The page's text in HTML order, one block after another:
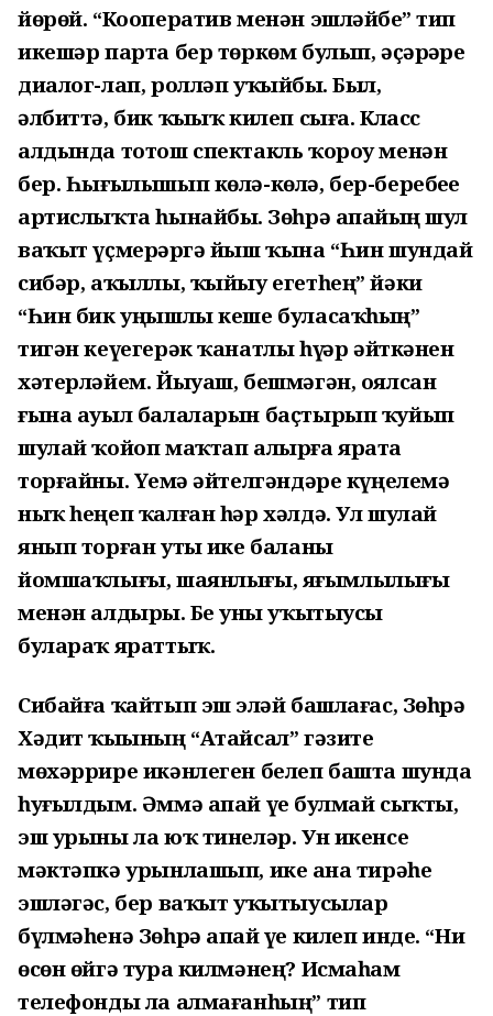
йөрөй. “Кооператив менән эшләйбеҙ” тип
икешәр парта бер төркөм булып, әҫәрҙәрҙе
диалог-лап, ролләп уҡыйбыҙ. Был,
әлбиттә, бик ҡыҙыҡ килеп сыға. Класс
алдында тотош спектакль ҡороу менән
бер. Һығылышып көлә-көлә, бер-беребеҙҙе
артислыҡта һынайбыҙ. Зөһрә апайҙың шул
ваҡыт үҫмерҙәргә йыш ҡына “Һин шундай
сибәр, аҡыллы, ҡыйыу егетһең” йәки
“Һин бик уңышлы кеше буласаҡһың”
тигән кеүегерәк ҡанатлы һүҙҙәр әйткәнен
хәтерләйем. Йыуаш, бешмәгән, оялсан
ғына ауыл балаларын баҫтырып ҡуйып
шулай ҡойоп маҡтап алырға ярата
торғайны. Үҙемә әйтелгәндәре күңелемә
ныҡ һеңеп ҡалған һәр хәлдә. Ул шулай
янып торған утыҙ ике баланы
йомшаҡлығы, шаянлығы, яғымлылығы
менән алдырҙы. Беҙ уны уҡытыусы
булараҡ яраттыҡ.
Сибайға ҡайтып эш эҙләй башлағас, Зөһрә
Хәдит ҡыҙының “Атайсал” гәзите
мөхәррире икәнлеген белеп башта шунда
һуғылдым. Әммә апай үҙе булмай сыҡты,
эш урыны ла юҡ тинеләр. Ун икенсе
мәктәпкә урынлашып, ике аҙна тирәһе
эшләгәс, бер ваҡыт уҡытыусылар
бүлмәһенә Зөһрә апай үҙе килеп инде. “Ни
өсөн өйгә тура килмәнең? Исмаһам
телефонды ла алмағанһың” тип